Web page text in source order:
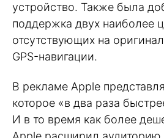
устройство. Также была
поддержка двух наиболее
отсутствующих на
GPS-навигации.
В рекламе Apple
которое «в два раза
И в то время как более